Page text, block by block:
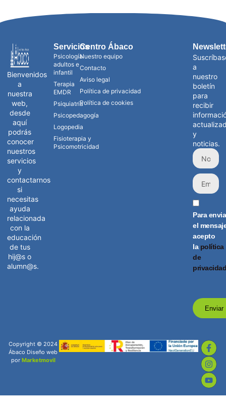
Bienvenidos
a
nuestra
web,
desde
aquí
podrás
conocer
nuestros
servicios
y
contactarnos
si
necesitas
ayuda
relacionada
con la
educación
de tus
hij@s o
alumn@s.
Servicios
Psicología
adultos e
infantil
Terapia
EMDR
Psiquiatría
Psicopedagogía
Logopedia
Fisioterapia y
Psicomotricidad
Centro Ábaco
Nuestro equipo
Contacto
Aviso legal
Política de privacidad
Política de cookies
a
nuestro
boletín
para
recibir
y
noticias.
Para
el
acepto
la política
de
Enviar
Copyright © 2024
Ábaco Diseño web
por Marketmovil